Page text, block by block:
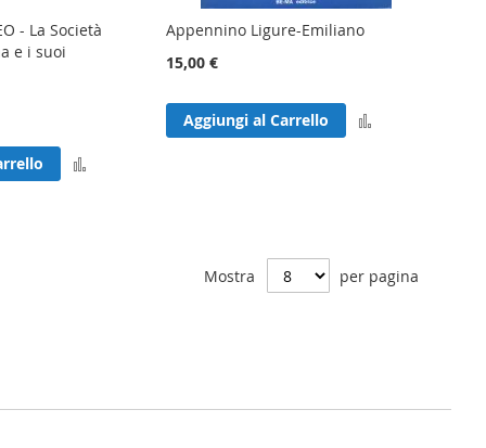
- La Società
e i suoi
Appennino Ligure-Emiliano
15,00 €
Aggiungi al Carrello
Mostra per pagina